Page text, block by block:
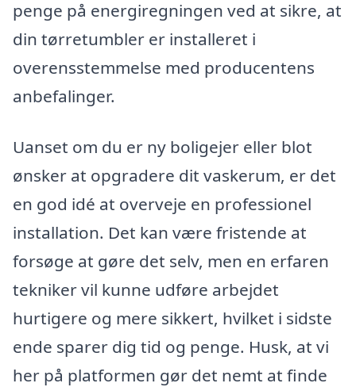
penge på energiregningen ved at sikre, at
din tørretumbler er installeret i
overensstemmelse med producentens
anbefalinger.
Uanset om du er ny boligejer eller blot
ønsker at opgradere dit vaskerum, er det
en god idé at overveje en professionel
installation. Det kan være fristende at
forsøge at gøre det selv, men en erfaren
tekniker vil kunne udføre arbejdet
hurtigere og mere sikkert, hvilket i sidste
ende sparer dig tid og penge. Husk, at vi
her på platformen gør det nemt at finde